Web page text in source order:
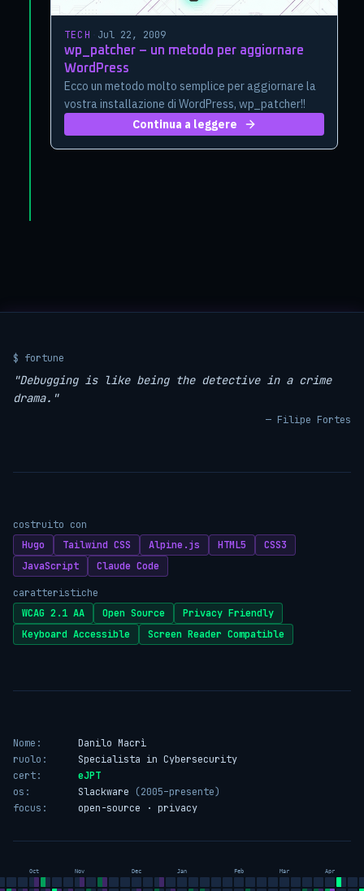
TECH
Jul 22, 2009
wp_patcher – un metodo per aggiornare
WordPress
Ecco un metodo molto semplice per aggiornare la
vostra installazione di WordPress, wp_patcher!!
Continua a leggere
$ fortune
"Debugging is like being the detective in a crime
drama."
— Filipe Fortes
costruito con
Hugo
Tailwind CSS Alpine.js HTML5
CSS3
JavaScript
Claude Code
caratteristiche
WCAG 2.1 AA
Open Source
Privacy Friendly
Keyboard Accessible
Screen Reader Compatible
Nome:
Danilo Macrì
ruolo:
Specialista in Cybersecurity
cert:
eJPT
os:
Slackware
(2005–presente)
focus:
open-source · privacy
Oct Nov Dec Jan Feb Mar Apr